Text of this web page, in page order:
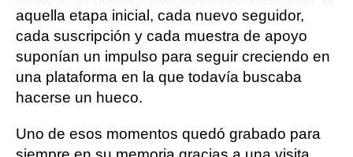
aquella etapa inicial, cada nuevo seguidor,
cada suscripción y cada muestra de apoyo
suponían un impulso para seguir creciendo en
una plataforma en la que todavía buscaba
hacerse un hueco.
Uno de esos momentos quedó grabado para